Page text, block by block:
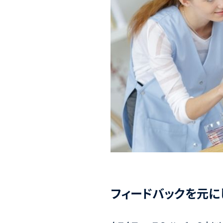
フィードバックを元